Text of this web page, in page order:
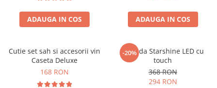
ADAUGA IN COS ADAUGA IN COS
Cutie set sah si accesorii vin
Caseta Deluxe
168 RON
-20%
Oglinda Starshine LED cu
touch
368 RON
294 RON